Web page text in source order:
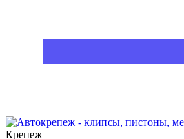
Крепеж